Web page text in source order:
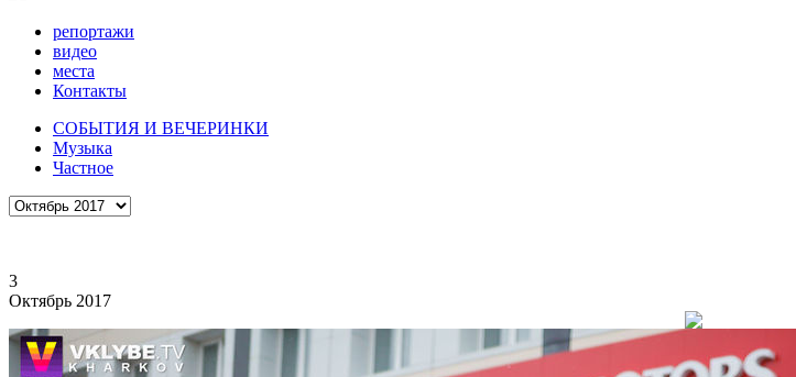
репортажи
видео
места
Контакты
СОБЫТИЯ И ВЕЧЕРИНКИ
Музыка
Частное
3
Октябрь 2017